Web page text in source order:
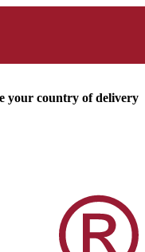
your country of delivery